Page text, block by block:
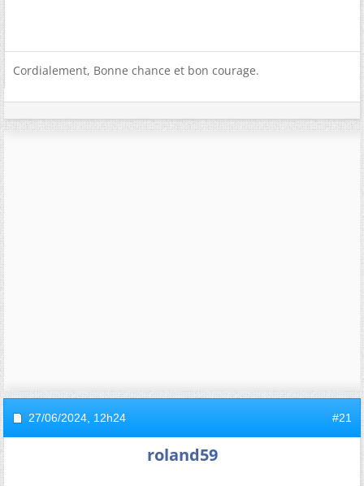
Cordialement, Bonne chance et bon courage.
27/06/2024, 12h24 #21
roland59